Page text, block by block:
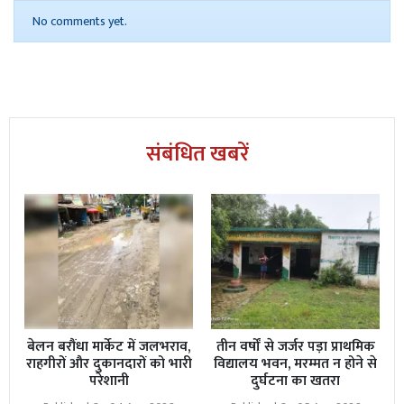
No comments yet.
संबंधित खबरें
बेलन बरौंधा मार्केट में जलभराव,
राहगीरों और दुकानदारों को भारी
परेशानी
तीन वर्षों से जर्जर पड़ा प्राथमिक
विद्यालय भवन, मरम्मत न होने से
दुर्घटना का खतरा